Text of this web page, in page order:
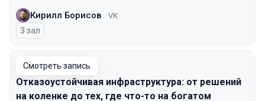
Кирилл Борисов VK
3 зал
Смотреть запись
Отказоустойчивая инфраструктура: от решений
на коленке до тех, где что-то на богатом